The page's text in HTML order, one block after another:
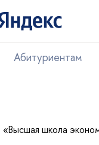
Абитуриентам
«Высшая школа